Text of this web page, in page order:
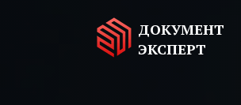
ДОКУМЕНТ
ЭКСПЕРТ